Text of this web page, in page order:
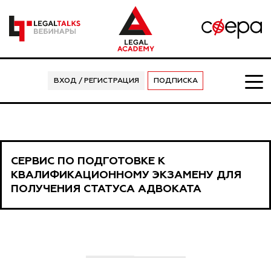
ВХОД / РЕГИСТРАЦИЯ ПОДПИСКА
СЕРВИС ПО ПОДГОТОВКЕ К
КВАЛИФИКАЦИОННОМУ ЭКЗАМЕНУ ДЛЯ
ПОЛУЧЕНИЯ СТАТУСА АДВОКАТА